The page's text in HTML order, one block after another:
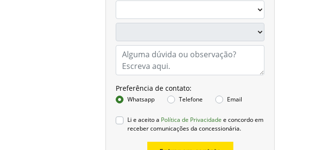
Preferência de contato:
Whatsapp Telefone Email
Li e aceito a Política de Privacidade e concordo em
receber comunicações da concessionária.